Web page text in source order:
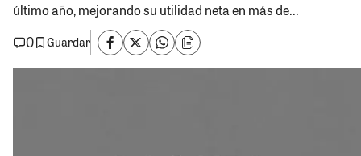
último año, mejorando su utilidad neta en más de...
0
Guardar